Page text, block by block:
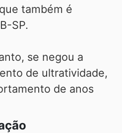
também é
SP.
se negou a
de ultratividade,
de anos